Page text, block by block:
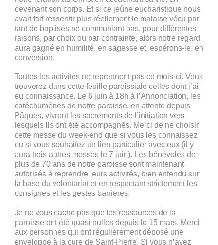
devenant son corps. Et si ce jeûne eucharistique nous
avait fait ressentir plus réellement le malaise vécu par
tant de baptisés ne communiant pas, pour différentes
raisons, par choix ou par contrainte, alors notre regard
aura gagné en humilité, en sagesse et, espérons-le, en
conversion.
Toutes les activités ne reprennent pas ce mois-ci. Vous
trouverez dans cette feuille paroissiale celles dont j’ai
eu connaissance. Le 6 juin à 18h à l’Annonciation, les
catéchumènes de notre paroisse, en attente depuis
Pâques, vivront les sacrements de l’initiation vers
lesquels ils ont été accompagnés. Merci de ne choisir
cette messe du week-end que si vous les connaissez
ou si vous souhaitez un lien particulier avec eux (il y
aura trois autres messes le 7 juin). Les bénévoles de
plus de 70 ans de notre paroisse sont maintenant
autorisés à reprendre leurs activités, bien entendu sur
la base du volontariat et en respectant strictement les
consignes et les gestes barrières.
Je ne vous cache pas que les ressources de la
paroisse ont été quasi nulles depuis le 15 mars. Merci
aux personnes qui ont régulièrement déposé une
enveloppe à la cure de Saint-Pierre. Si vous n’avez